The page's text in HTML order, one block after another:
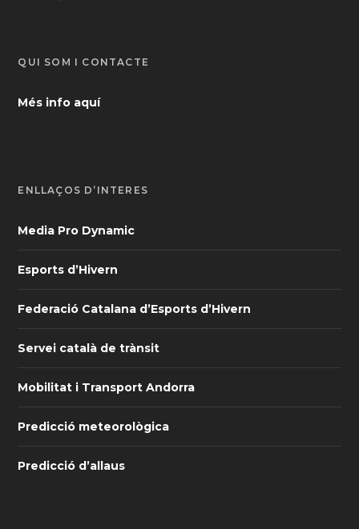
QUI SOM I CONTACTE
Més info aquí
ENLLAÇOS D’INTERÈS
Media Pro Dynamic
Esports d’Hivern
Federació Catalana d’Esports d’Hivern
Servei català de trànsit
Mobilitat i Transport Andorra
Predicció meteorològica
Predicció d’allaus